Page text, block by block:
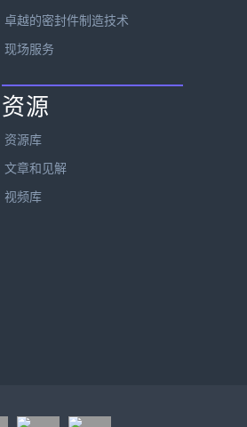
卓越的密封件制造技术
现场服务
资源
资源库
文章和见解
视频库